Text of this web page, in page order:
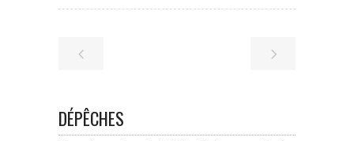
DÉPÊCHES